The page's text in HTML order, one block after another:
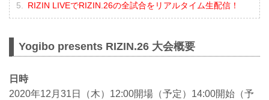
RIZIN LIVEでRIZIN.26の全試合をリアルタイム生配信！
Yogibo presents RIZIN.26 大会概要
日時
2020年12月31日（木）12:00開場（予定）14:00開始（予